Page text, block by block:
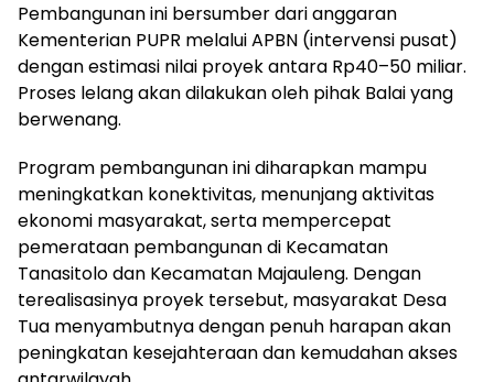
Pembangunan ini bersumber dari anggaran
Kementerian PUPR melalui APBN (intervensi pusat)
dengan estimasi nilai proyek antara Rp40–50 miliar.
Proses lelang akan dilakukan oleh pihak Balai yang
berwenang.
Program pembangunan ini diharapkan mampu
meningkatkan konektivitas, menunjang aktivitas
ekonomi masyarakat, serta mempercepat
pemerataan pembangunan di Kecamatan
Tanasitolo dan Kecamatan Majauleng. Dengan
terealisasinya proyek tersebut, masyarakat Desa
Tua menyambutnya dengan penuh harapan akan
peningkatan kesejahteraan dan kemudahan akses